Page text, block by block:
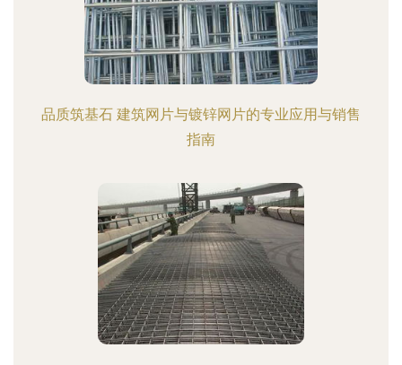
品质筑基石 建筑网片与镀锌网片的专业应用与销售
指南